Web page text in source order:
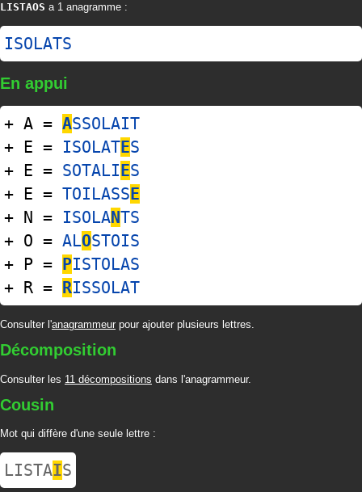
LISTAOS a 1 anagramme :
ISOLATS
En appui
+ A = ASSOLAIT
+ E = ISOLATES
+ E = SOTALIES
+ E = TOILASSE
+ N = ISOLANTS
+ O = ALOSTOIS
+ P = PISTOLAS
+ R = RISSOLAT
Consulter l'anagrammeur pour ajouter plusieurs lettres.
Décomposition
Consulter les 11 décompositions dans l'anagrammeur.
Cousin
Mot qui diffère d'une seule lettre :
LISTAIS